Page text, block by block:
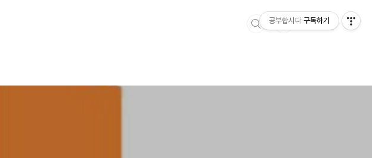
공부합시다 구독하기